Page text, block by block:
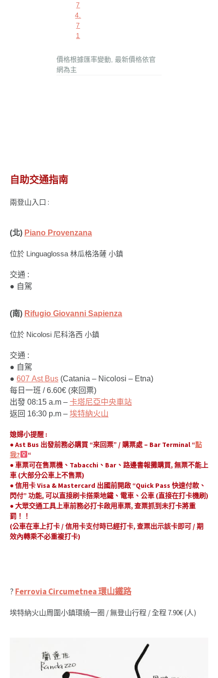
7
4.
7
1
價格根據匯率變動, 最新價格依官
網為主
自助交通指南
兩登山入口 :
(北) Piano Provenzana
位於 Linguaglossa 林瓜格洛薩 小鎮
交通 :
● 自駕
(南) Rifugio Giovanni Sapienza
位於 Nicolosi 尼科洛西 小鎮
交通 :
● 自駕
● 607 Ast Bus (Catania – Nicolosi – Etna)
每日一班 / 6.60€ (來回票)
出發 08:15 a.m – 卡塔尼亞中央車站
返回 16:30 p.m – 埃特納火山
媳婦小提醒 :
●Ast Bus 出發前務必購買 “來回票” / 購票處 – Bar Terminal “點
我?‍
“
●車票可在售票機、Tabacchi、Bar、路邊書報攤購買, 無票不能上
車 (大部分公車上不售票)
●信用卡 Visa & Mastercard 出國前開啟 “Quick Pass 快速付款、
閃付” 功能, 可以直接刷卡搭乘地鐵、電車、公車 (直接在打卡機刷)
● 大眾交通工具上車前務必打卡啟用車票, 查票抓到未打卡將重
罰！！
(公車在車上打卡 / 信用卡支付時已經打卡, 查票出示該卡即可 / 期
效內轉乘不必重複打卡)
? Ferrovia Circumetnea 環山鐵路
埃特納火山周圍小鎮環繞一圈 / 無登山行程 / 全程 7.90€ (人)